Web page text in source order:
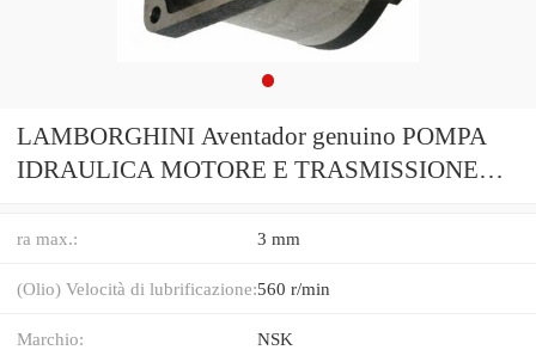
LAMBORGHINI Aventador genuino POMPA
IDRAULICA MOTORE E TRASMISSIONE
ra max.: 3 mm
(Olio) Velocità di lubrificazione:560 r/min
Marchio: NSK